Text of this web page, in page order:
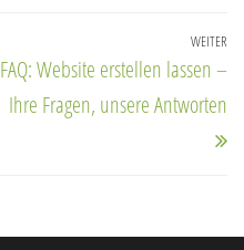
WEITER
FAQ: Website erstellen lassen –
Ihre Fragen, unsere Antworten